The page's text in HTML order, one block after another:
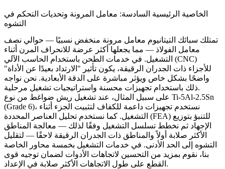
الخاصية الرئيسية السادسة: معامل المرونة وتحديات التحكم في
التشوه
تمتلك سبائك التيتانيوم معامل مرونة منخفض نسبيًا — حوالي نصف
معامل الفولاذ — مما يجعلها أكثر عرضة للانحراف المرن أثناء
التشغيل. في خدمات الطحن باستخدام الحاسب الآلي (CNC)
للأجزاء ذات الجدران الرقيقة، يكون تأثير "الارتداد بعيدًا عن الأداة"
واضحًا بشكل خاص ويؤثر مباشرة على الدقة الأبعادية. نحن نواجه
ذلك باستخدام تجهيزات محسنة واستراتيجيات تشغيل مرحلية.
Ti-5Al-2.5Sn
(Grade 6)، نستخدم تجهيزات داعمة للكفاف لتثبيت الجزء أثناء
التشغيل. كما نستخدم تحليل العناصر المحددة (FEA) للتنبؤ بتوزيع
الإجهاد ثم نخطط تسلسل التشغيل وفقًا لذلك — معالجة المناطق
الأكثر صلابة أولاً والمناطق ذات الجدران الرقيقة لاحقًا — لتقليل
التشوه إلى الحد الأدنى. في خدمات التشغيل بخمسة محاور
الخاصة
بنا، نقوم بمزيد من التحسين لاتجاهات الأدوات لضمان توجيه قوى
القطع على طول الاتجاهات الأكثر صلابة في الإعداد.